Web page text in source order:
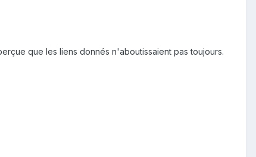
que les liens donnés n'aboutissaient pas toujours.